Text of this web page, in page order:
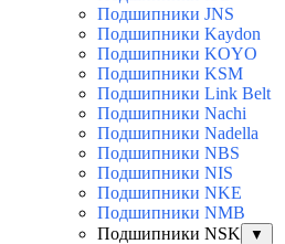
Подшипники JNS
Подшипники Kaydon
Подшипники KOYO
Подшипники KSM
Подшипники Link Belt
Подшипники Nachi
Подшипники Nadella
Подшипники NBS
Подшипники NIS
Подшипники NKE
Подшипники NMB
Подшипники NSK
▼